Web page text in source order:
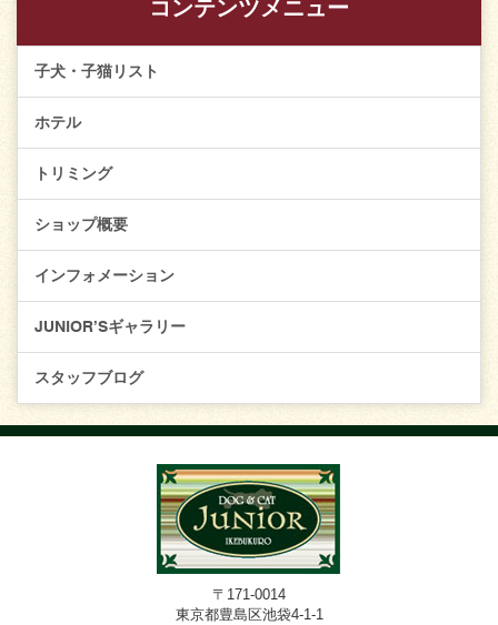
コンテンツメニュー
子犬・子猫リスト
ホテル
トリミング
ショップ概要
インフォメーション
JUNIOR’Sギャラリー
スタッフブログ
〒171-0014
東京都豊島区池袋4-1-1